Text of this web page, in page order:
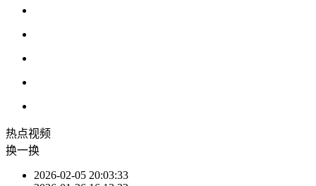
热点视频
换一换
2026-02-05 20:03:33